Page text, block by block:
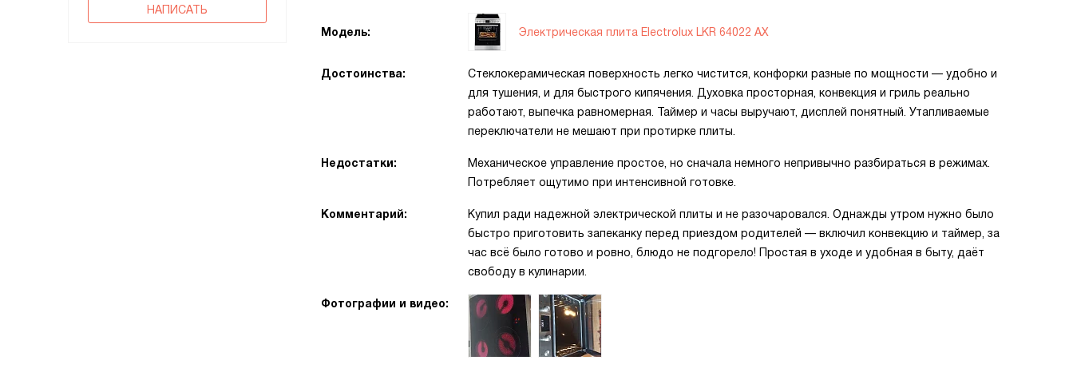
НАПИСАТЬ
Модель: Электрическая плита Electrolux LKR 64022 AX
Достоинства:
Стеклокерамическая поверхность легко чистится, конфорки разные по мощности — удобно и
для тушения, и для быстрого кипячения. Духовка просторная, конвекция и гриль реально
работают, выпечка равномерная. Таймер и часы выручают, дисплей понятный. Утапливаемые
переключатели не мешают при протирке плиты.
Недостатки:
Механическое управление простое, но сначала немного непривычно разбираться в режимах.
Потребляет ощутимо при интенсивной готовке.
Комментарий:
Купил ради надежной электрической плиты и не разочаровался. Однажды утром нужно было
быстро приготовить запеканку перед приездом родителей — включил конвекцию и таймер, за
час всё было готово и ровно, блюдо не подгорело! Простая в уходе и удобная в быту, даёт
свободу в кулинарии.
Фотографии и видео: